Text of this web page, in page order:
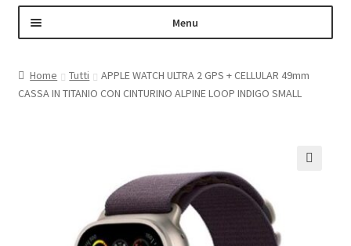
Menu
Home Tutti
APPLE WATCH ULTRA 2 GPS + CELLULAR 49mm
CASSA IN TITANIO CON CINTURINO ALPINE LOOP INDIGO SMALL